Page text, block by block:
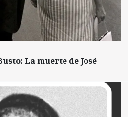
La muerte de José